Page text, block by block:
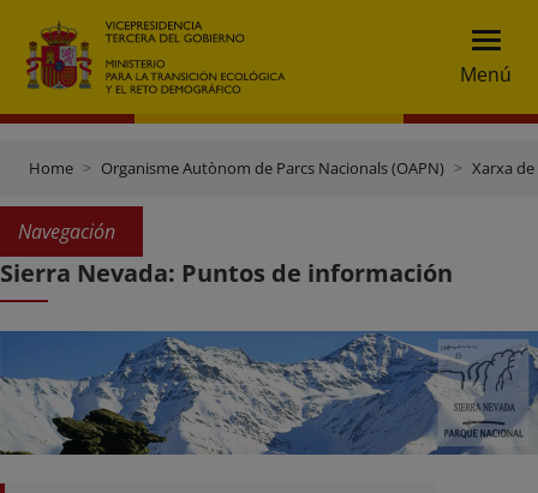
Menú
Home Organisme Autònom de Parcs Nacionals (OAPN) Xarxa
Navegación
Sierra Nevada: Puntos de información